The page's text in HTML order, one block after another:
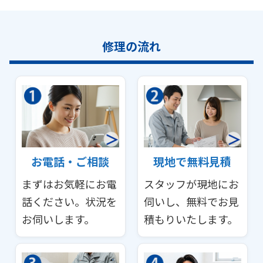
修理の流れ
お電話・ご相談
まずはお気軽にお電
話ください。状況を
お伺いします。
現地で無料見積
スタッフが現地にお
伺いし、無料でお見
積もりいたします。